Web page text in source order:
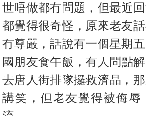
聞
數
據
公
佈
置
業
世唔做都冇問題，但最近
都覺得很奇怪， 原來老友
冇尊嚴，話說有一個星期
國朋友食午飯，有人問點
去唐人街排隊攞救濟品，
講笑，但老友覺得被侮辱